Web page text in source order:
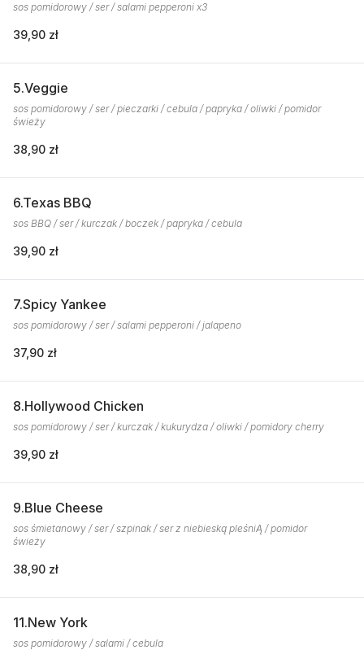
sos pomidorowy / ser / salami pepperoni x3
39,90 zł
5.Veggie
sos pomidorowy / ser / pieczarki / cebula / papryka / oliwki / pomidor
świeży
38,90 zł
6.Texas BBQ
sos BBQ / ser / kurczak / boczek / papryka / cebula
39,90 zł
7.Spicy Yankee
sos pomidorowy / ser / salami pepperoni / jalapeno
37,90 zł
8.Hollywood Chicken
sos pomidorowy / ser / kurczak / kukurydza / oliwki / pomidory cherry
39,90 zł
9.Blue Cheese
sos śmietanowy / ser / szpinak / ser z niebieską pleśniĄ / pomidor
świeży
38,90 zł
11.New York
sos pomidorowy / salami / cebula